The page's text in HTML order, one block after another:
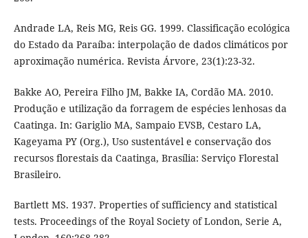
Andrade LA, Reis MG, Reis GG. 1999. Classificação ecológica
do Estado da Paraíba: interpolação de dados climáticos por
aproximação numérica. Revista Árvore, 23(1):23-32.
Bakke AO, Pereira Filho JM, Bakke IA, Cordão MA. 2010.
Produção e utilização da forragem de espécies lenhosas da
Caatinga. In: Gariglio MA, Sampaio EVSB, Cestaro LA,
Kageyama PY (Org.), Uso sustentável e conservação dos
recursos florestais da Caatinga, Brasília: Serviço Florestal
Brasileiro.
Bartlett MS. 1937. Properties of sufficiency and statistical
tests. Proceedings of the Royal Society of London, Serie A,